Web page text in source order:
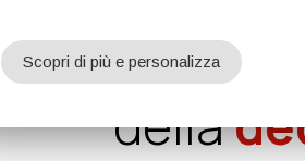
della
Scopri di più e personalizza